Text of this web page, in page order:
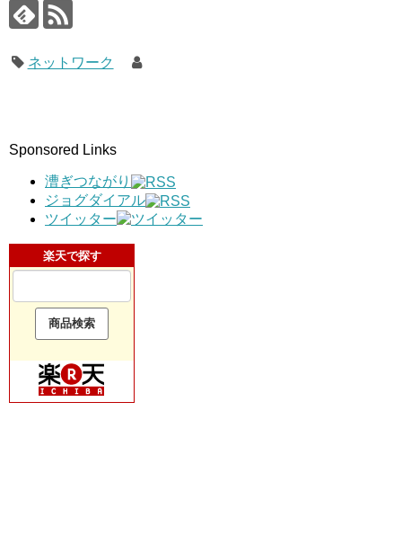
ネットワーク
Sponsored Links
漕ぎつながり
ジョグダイアル
ツイッター
楽天で探す